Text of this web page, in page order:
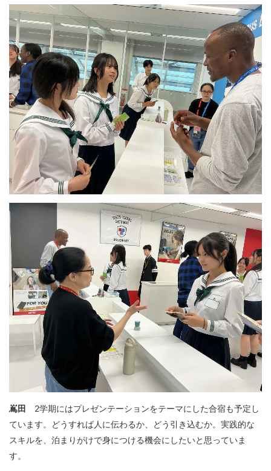
嶌田 2学期にはプレゼンテーションをテーマにした合宿も予定し
ています。どうすれば人に伝わるか、どう引き込むか。実践的な
スキルを、泊まりがけで身につける機会にしたいと思っていま
す。